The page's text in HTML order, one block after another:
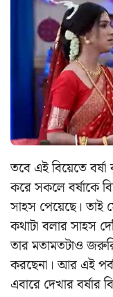
তবে এই বিয়েতে
করে সকলে বর্ষাকে
সাহস পেয়েছে।
কথাটা বলার সাহস
তার মতামতটাও
করছেনা। আর এই
এবারে দেখার বর্ষার